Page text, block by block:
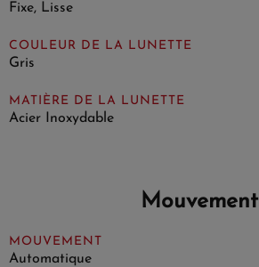
Fixe, Lisse
COULEUR DE LA LUNETTE
Gris
MATIÈRE DE LA LUNETTE
Acier Inoxydable
Mouvement
MOUVEMENT
Automatique